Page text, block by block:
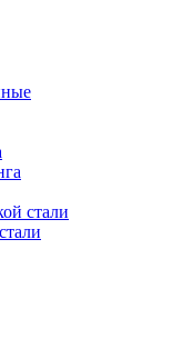
стали